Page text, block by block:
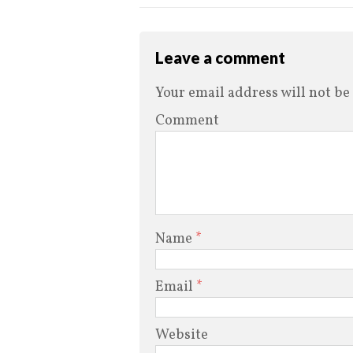
Leave a comment
Your email address will not
Comment
Name *
Email *
Website